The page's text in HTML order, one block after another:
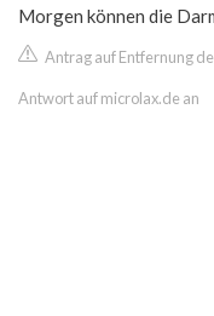
Morgen können die
Antrag auf Entfernung
Antwort auf microlax.de an